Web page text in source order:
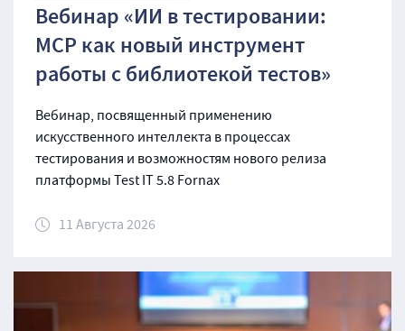
Вебинар «ИИ в тестировании:
MCP как новый инструмент
работы с библиотекой тестов»
Вебинар, посвященный применению
искусственного интеллекта в процессах
тестирования и возможностям нового релиза
платформы Test IT 5.8 Fornax
11 Августа 2026